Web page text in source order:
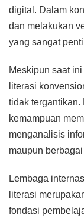
digital. Dalam
dan melakukan
yang sangat
Meskipun saat
literasi
tidak
kemampuan
menganalisis
maupun
Lembaga
literasi
fondasi